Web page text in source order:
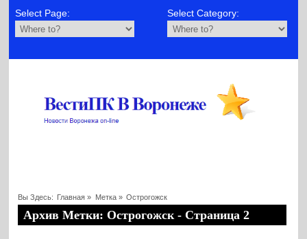
Select Page: Select Category:
Вы Здесь: Главная » Метка » Острогожск
Архив Метки: Острогожск - Страница 2